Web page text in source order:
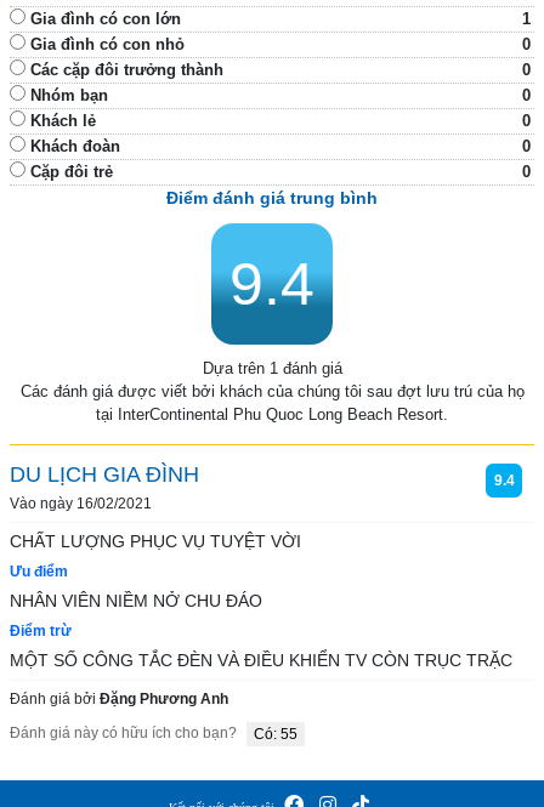
Gia đình có con lớn
1
Gia đình có con nhỏ
0
Các cặp đôi trưởng thành
0
Nhóm bạn
0
Khách lẻ
0
Khách đoàn
0
Cặp đôi trẻ
0
Điểm đánh giá trung bình
9.4
Dựa trên 1 đánh giá
Các đánh giá được viết bởi khách của chúng tôi sau đợt lưu trú của họ
tại InterContinental Phu Quoc Long Beach Resort.
DU LỊCH GIA ĐÌNH
Vào ngày 16/02/2021
9.4
CHẤT LƯỢNG PHỤC VỤ TUYỆT VỜI
Ưu điểm
NHÂN VIÊN NIỀM NỞ CHU ĐÁO
Điểm trừ
MỘT SỐ CÔNG TẮC ĐÈN VÀ ĐIỀU KHIỂN TV CÒN TRỤC TRẶC
Đánh giá bởi Đặng Phương Anh
Đánh giá này có hữu ích cho bạn?
Có: 55